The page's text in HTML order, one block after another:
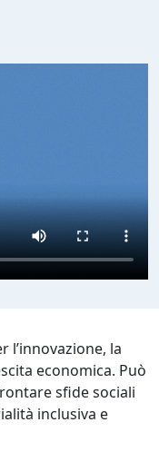
l’innovazione, la
economica. Può
sfide sociali
inclusiva e